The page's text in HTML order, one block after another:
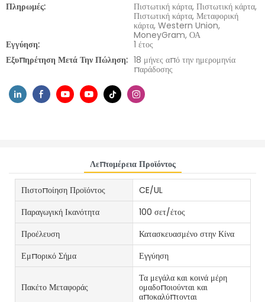
Πληρωμές:
Πιστωτική κάρτα, Πιστωτική κάρτα,
Πιστωτική κάρτα, Μεταφορική
κάρτα, Western Union,
MoneyGram, ΟΑ
Εγγύηση:
1 έτος
Εξυπηρέτηση Μετά Την Πώληση: 18 μήνες από την ημερομηνία
παράδοσης
Λεπτομέρεια Προϊόντος
Πιστοποίηση Προϊόντος
CE/UL
Παραγωγική Ικανότητα
100 σετ/έτος
Προέλευση
Κατασκευασμένο στην Κίνα
Εμπορικό Σήμα
Εγγύηση
Πακέτο Μεταφοράς
Τα μεγάλα και κοινά μέρη
ομαδοποιούνται και
αποκαλύπτονται